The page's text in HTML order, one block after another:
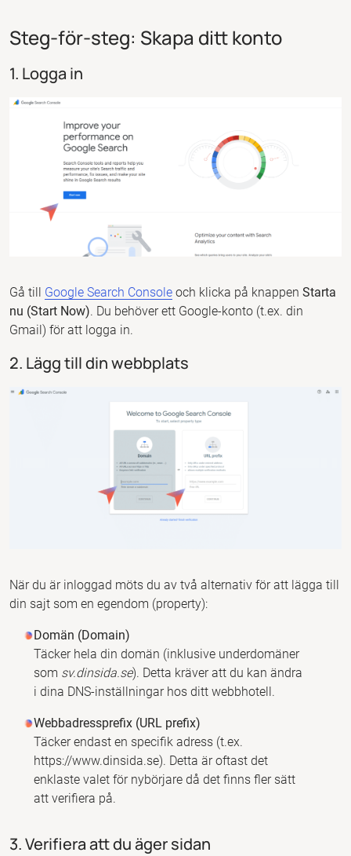
Steg-för-steg: Skapa ditt konto
1. Logga in
Gå till Google Search Console och klicka på knappen Starta
nu (Start Now). Du behöver ett Google-konto (t.ex. din
Gmail) för att logga in.
2. Lägg till din webbplats
När du är inloggad möts du av två alternativ för att lägga till
din sajt som en egendom (property):
Domän (Domain)
Täcker hela din domän (inklusive underdomäner
som sv.dinsida.se). Detta kräver att du kan ändra
i dina DNS-inställningar hos ditt webbhotell.
Webbadressprefix (URL prefix)
Täcker endast en specifik adress (t.ex.
https://www.dinsida.se). Detta är oftast det
enklaste valet för nybörjare då det finns fler sätt
att verifiera på.
3. Verifiera att du äger sidan